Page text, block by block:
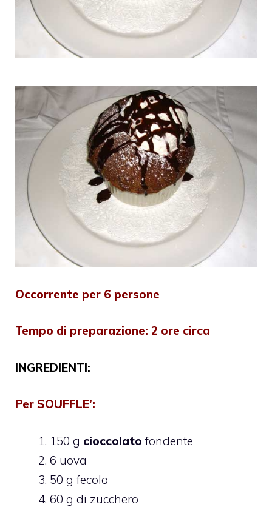
Occorrente per 6 persone
Tempo di preparazione: 2 ore circa
INGREDIENTI:
Per SOUFFLE’:
150 g cioccolato fondente
6 uova
50 g fecola
60 g di zucchero